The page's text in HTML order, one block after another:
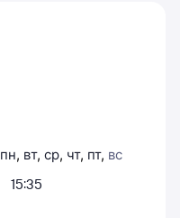
пн, вт, ср, чт, пт, вс
15:35